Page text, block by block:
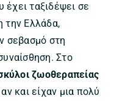
έχει ταξιδέψει σε
την Ελλάδα,
σεβασμό στη
Στο
ζωοθεραπείας
και είχαν μια πολύ